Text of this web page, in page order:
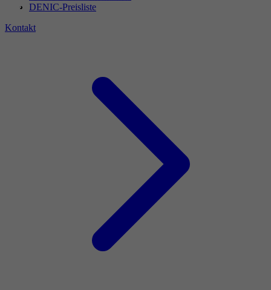
DENIC-Preisliste
Kontakt